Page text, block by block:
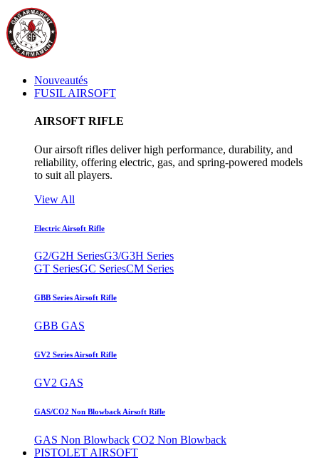
Nouveautés
FUSIL AIRSOFT
AIRSOFT RIFLE
Our airsoft rifles deliver high performance, durability, and
reliability, offering electric, gas, and spring-powered models
to suit all players.
View All
Electric Airsoft Rifle
G2/G2H SeriesG3/G3H Series
GT SeriesGC SeriesCM Series
GBB Series Airsoft Rifle
GBB GAS
GV2 Series Airsoft Rifle
GV2 GAS
GAS/CO2 Non Blowback Airsoft Rifle
GAS Non Blowback CO2 Non Blowback
PISTOLET AIRSOFT